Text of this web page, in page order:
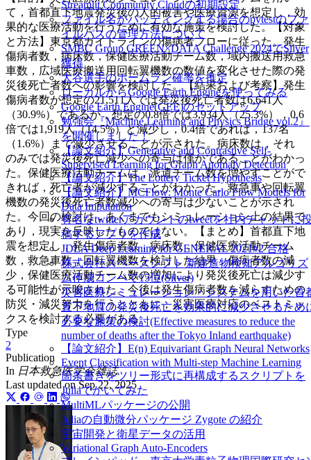
Streamlit Community Cloudの初期設定
ファイル名がバッティングする場合のpytestのファ
イルパスの管理方法について
SMBC Group GREEN×DATA Challenge 2024でSilver
獲得
大谷選手のホームラン確率を推定
ローカルからGoogle Earth Engineを使ってみる
Google Earth Engine(GEE)のセットアップ
勉強会『Machine Learning and Physics Bridge vol.2』
を開催しました！
【論文紹介】Generative and Contrastive Self-
Supervised Learning for Graph Anomaly Detection
【論文紹介】The Lottery Ticket Hypothesis
【論文紹介】MCFlow: Monte Carlo Flow Models for
Data Imputation
有名なtwitterアカウントのtweetを社内チャットに
稿するアプリを作成
JDLA Deep Learning for GENERAL 2021#2 合格
株式会社スペースシフト 新建造物検知アルゴリズ
ム作成コンペで15位(Silver)
災害医療シミュレーション・システムを用いた首
直下地震の発災後死亡を効果的に減少させるため
必要な施策の検討(Effective measures to reduce the
number of deaths after the Tokyo Inland earthquake)
【論文紹介】E(n) Equivariant Graph Neural Networks
Event Classification with Multi-step Machine Learning
箇条書きをツリー形式に再構成するスクリプトを
Juliaでかいてみた
MultiMLパッケージの公開
Juliaの自動微分パッケージ Zygote の紹介
宇宙開発と衛星データの活用
Variational Graph Auto-Encoders
て，首都直下地震発災後の人的被害や医療資源を想定し，効
果的な医療活動を行うために有効な施策を検討した。【対象
と方法】東京都ガイドラインの傷病者フローに従った。発生
傷病者数，病床数，保健医療活動チーム数，域内搬送用救急
車数，広域医療搬送用回転翼機数の数値を変化させた際の発
災後死亡者数への影響を検討した。【結果および考察】発生
傷病者数が想定の21,511人では発災後死亡者数は6,641人
（30.9%）であるが，想定の0.8倍では3,934人（25.3%），0.6
倍では1,919人（14.5%）と減少し，0.4倍であれば，137名
（1.6%）まで減少させることが示された。病床数は，それ
のみでは発災後死亡減少への寄与は僅かであることがわかっ
た。保健医療活動チームは，派遣チーム数を増やすことがで
きれば，死亡者が減少することがわかった。救急車や回転翼
機数の発災後死亡者数減少への寄与は少ないことが示され
た。今回の検討は，あくまでもシミュレーション上の結果で
あり，現実を反映したものではない。【まとめ】首都直下地
震を想定し，発生傷病者数，病床数，保健医療活動チーム
数，救急車数，回転翼機数を検討した結果，傷病者数の減
少，保健医療活動チーム数の増加により発災後死亡は減少す
る可能性が示唆された。今後は発生傷病者数を減らすための
防災・減災努力を行うとともに，災害医療対応のベストミッ
クスを検討する必要がある。
Type
2
Publication
In 日本救急医学会雑誌
Last updated onSep 22, 2025